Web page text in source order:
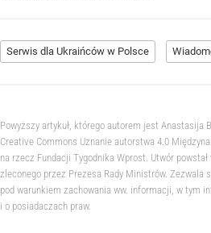
Serwis dla Ukraińców w Polsce
Powyższy artykuł, którego autorem jest Anastasija
Creative Commons Uznanie autorstwa 4.0
na rzecz Fundacji Tygodnika Wprost. Utwór
zleconego przez Prezesa Rady Ministrów. Zezwala
pod warunkiem zachowania ww. informacji, w tym
i o posiadaczach praw.